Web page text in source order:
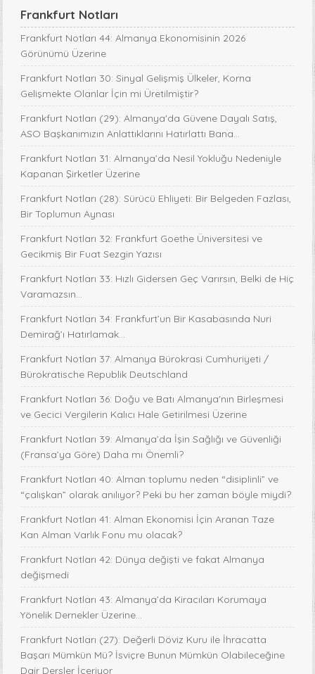
Frankfurt Notları
Frankfurt Notları 44: Almanya Ekonomisinin 2026
Görünümü Üzerine
Frankfurt Notları 30: Sinyal Gelişmiş Ülkeler, Korna
Gelişmekte Olanlar İçin mi Üretilmiştir?
Frankfurt Notları (29): Almanya'da Güvene Dayalı Satış,
ASO Başkanımızın Anlattıklarını Hatırlattı Bana...
Frankfurt Notları 31: Almanya’da Nesil Yokluğu Nedeniyle
Kapanan Şirketler Üzerine
Frankfurt Notları (28): Sürücü Ehliyeti: Bir Belgeden Fazlası,
Bir Toplumun Aynası
Frankfurt Notları 32: Frankfurt Goethe Üniversitesi ve
Gecikmiş Bir Fuat Sezgin Yazısı
Frankfurt Notları 33: Hızlı Gidersen Geç Varırsın, Belki de Hiç
Varamazsın...
Frankfurt Notları 34: Frankfurt’un Bir Kasabasında Nuri
Demirağ’ı Hatırlamak…
Frankfurt Notları 37: Almanya Bürokrasi Cumhuriyeti /
Bürokratische Republik Deutschland
Frankfurt Notları 36: Doğu ve Batı Almanya'nın Birleşmesi
ve Gecici Vergilerin Kalıcı Hale Getirilmesi Üzerine
Frankfurt Notları 39: Almanya’da İşin Sağlığı ve Güvenliği
(Fransa’ya Göre) Daha mı Önemli?
Frankfurt Notları 40: Alman toplumu neden “disiplinli” ve
“çalışkan” olarak anılıyor? Peki bu her zaman böyle miydi?
Frankfurt Notları 41: Alman Ekonomisi İçin Aranan Taze
Kan Alman Varlık Fonu mu olacak?
Frankfurt Notları 42: Dünya değişti ve fakat Almanya
değişmedi
Frankfurt Notları 43: Almanya’da Kiracıları Korumaya
Yönelik Dernekler Üzerine...
Frankfurt Notları (27): Değerli Döviz Kuru ile İhracatta
Başarı Mümkün Mü? İsviçre Bunun Mümkün Olabileceğine
Dair Dersler İçeriyor